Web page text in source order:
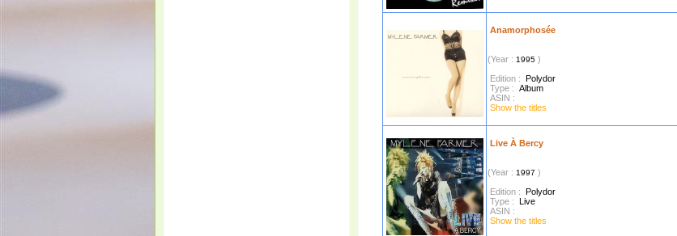
Anamorphosée
(Year : 1995 )
Edition : Polydor
Type : Album
ASIN :
Show the titles
Live À Bercy
(Year : 1997 )
Edition : Polydor
Type : Live
ASIN :
Show the titles